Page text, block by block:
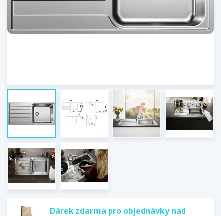
Dárek zdarma pro objednávky nad